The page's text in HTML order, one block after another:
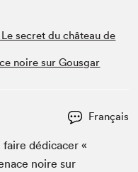
secret du château de
noire sur Gousgar
Français
dédi­cac­er «
noire sur